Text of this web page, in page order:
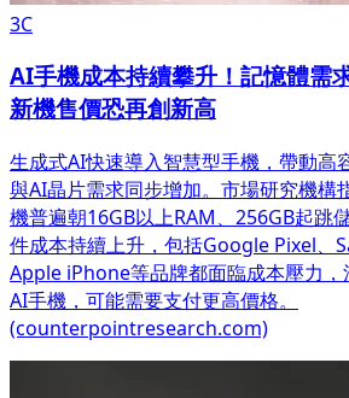
3C
AI手機成本持續攀升！記憶體
新機售價恐再創新高
生成式AI快速導入智慧型手機，帶動高
與AI晶片需求同步增加。市場研究機構
機普遍朝16GB以上RAM、256GB起跳
件成本持續上升，包括Google Pixel、
Apple iPhone等品牌都面臨成本壓力
AI手機，可能需要支付更高價格。
(counterpointresearch.com)